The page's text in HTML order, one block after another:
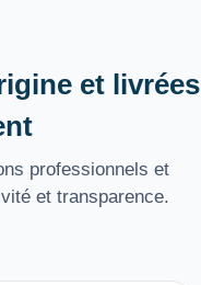
et livrées
professionnels et
et transparence.